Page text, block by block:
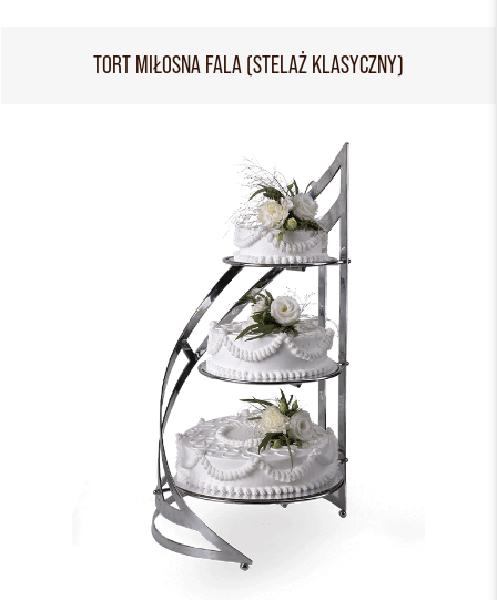
TORT MIŁOSNA FALA (STELAŻ KLASYCZNY)